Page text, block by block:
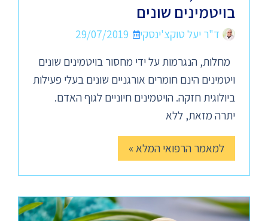
בויטמינים שונים
ד"ר יעל טוקצ'ינסקי
29/07/2019
מחלות, הנגרמות על ידי מחסור בויטמינים שונים
ויטמינים הינם חומרים אורגניים שונים בעלי פעילות
ביולוגית חזקה. הויטמינים חיוניים לגוף האדם.
יתרה מזאת, ללא
למאמר הרפואי המלא »